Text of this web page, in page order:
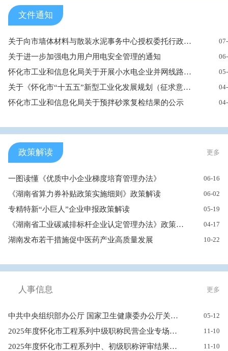
文件通知
关于向市墙体材料与散装水泥事务中心授权委托行政执法及监督检查...
关于进一步加强电力用户用电安全管理的通知
怀化市工业和信息化局关于开展小水电企业并网线路安全专项检查的...
关于《怀化市“十五五”新型工业化发展规划（征求意见稿）》公开...
怀化市工业和信息化局关于预拌砂浆复检结果的公示
政策解读 更多
一图读懂《优质中小企业梯度培育管理办法》 06-16
《湖南省算力券补贴政策实施细则》政策解读 06-02
专精特新“小巨人”企业申报政策解读 05-19
《湖南省工业碳减排标杆企业认定管理办法》政策解读 04-17
湖南发布若干措施促中医药产业高质量发展 10-22
人事信息 更多
中共中央组织部办公厅 国家卫生健康委办公厅关于调整公务员录用体... 05-12
2025年度怀化市工程系列中级职称民营企业专场评审结果公示 11-10
2025年度怀化市工程系列中、初级职称评审结果公示 11-10